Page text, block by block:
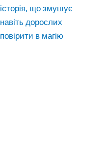
історія, що змушує
навіть дорослих
повірити в магію